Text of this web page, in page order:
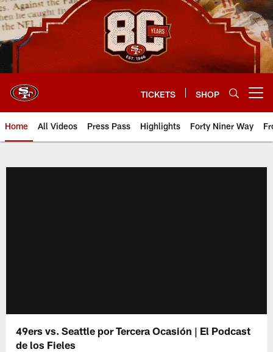
Skip
to
main
content
TICKETS SHOP
Home All Videos Press Pass Highlights Forty Niner Way
49ers vs. Seattle por Tercera Ocasión | El Podcast
de los Fieles